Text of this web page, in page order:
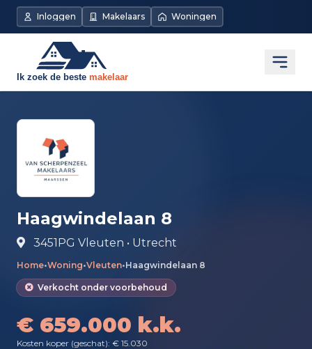
Direct naar de inhoud
Inloggen Makelaars Woningen
Haagwindelaan 8
3451PG Vleuten • Utrecht
Home•Woning•Vleuten•Haagwindelaan 8
Verkocht onder voorbehoud
€ 659.000 k.k.
Kosten koper (geschat): € 15.030